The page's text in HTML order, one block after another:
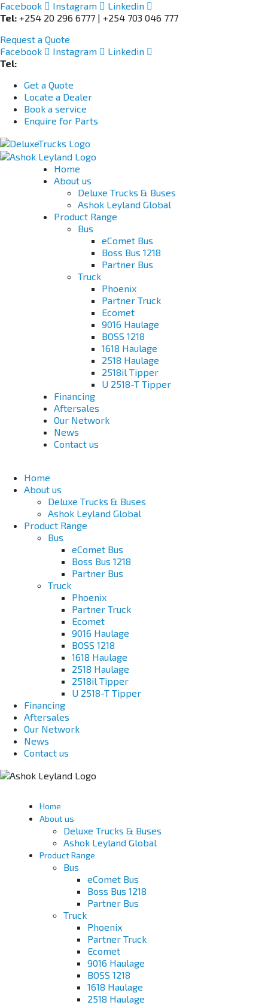
Facebook Instagram
Linkedin
Tel: +254 20 296 6777 | +254 703 046 777
Request a Quote
Facebook
Instagram
Linkedin
Tel:
Get a Quote
Locate a Dealer
Book a service
Enquire for Parts
Home
About us
Deluxe Trucks & Buses
Ashok Leyland Global
Product Range
Bus
eComet Bus
Boss Bus 1218
Partner Bus
Truck
Phoenix
Partner Truck
Ecomet
9016 Haulage
BOSS 1218
1618 Haulage
2518 Haulage
2518il Tipper
U 2518-T Tipper
Financing
Aftersales
Our Network
News
Contact us
Home
About us
Deluxe Trucks & Buses
Ashok Leyland Global
Product Range
Bus
eComet Bus
Boss Bus 1218
Partner Bus
Truck
Phoenix
Partner Truck
Ecomet
9016 Haulage
BOSS 1218
1618 Haulage
2518 Haulage
2518il Tipper
U 2518-T Tipper
Financing
Aftersales
Our Network
News
Contact us
Home
About us
Deluxe Trucks & Buses
Ashok Leyland Global
Product Range
Bus
eComet Bus
Boss Bus 1218
Partner Bus
Truck
Phoenix
Partner Truck
Ecomet
9016 Haulage
BOSS 1218
1618 Haulage
2518 Haulage